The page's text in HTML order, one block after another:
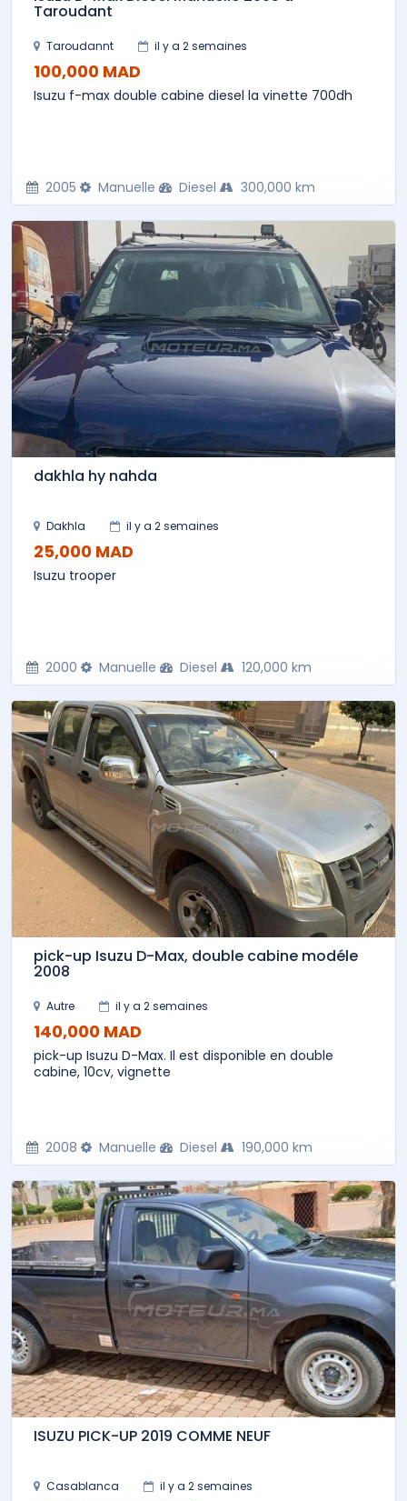
Taroudant
Taroudannt il y a 2 semaines
100,000 MAD
Isuzu f-max double cabine diesel la vinette 700dh
2005 Manuelle Diesel 300,000 km
dakhla hy nahda
Dakhla il y a 2 semaines
25,000 MAD
Isuzu trooper
2000 Manuelle Diesel 120,000 km
pick-up Isuzu D-Max, double cabine modéle
2008
Autre il y a 2 semaines
140,000 MAD
pick-up Isuzu D-Max. Il est disponible en double
cabine, 10cv, vignette
2008 Manuelle Diesel 190,000 km
ISUZU PICK-UP 2019 COMME NEUF
Casablanca il y a 2 semaines